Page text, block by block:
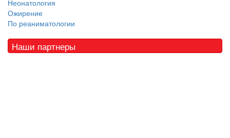
Неонатология
Ожирение
По реаниматологии
Наши партнеры